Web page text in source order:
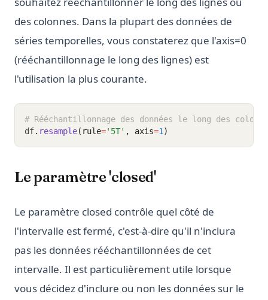
des colonnes. Dans la plupart des données de
séries temporelles, vous constaterez que l'axis=0
(rééchantillonnage le long des lignes) est
l'utilisation la plus courante.
# Rééchantillonnage des données le long des
df. resample(rule='5T' , axis=1)
Le paramètre 'closed'
Le paramètre closed contrôle quel côté de
l'intervalle est fermé, c'est-à-dire qu'il n'inclura
pas les données rééchantillonnées de cet
intervalle. Il est particulièrement utile lorsque
vous décidez d'inclure ou non les données sur le